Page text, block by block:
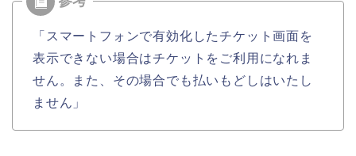
「スマートフォンで有効化したチケット画面を
表示できない場合はチケットをご利用になれま
せん。また、その場合でも払いもどしはいたし
ません」